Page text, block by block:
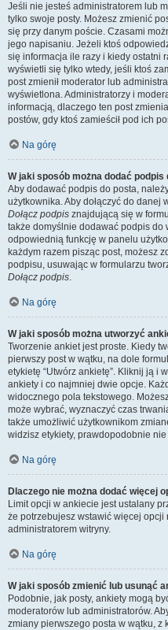
Jeśli nie jesteś administratorem lub
tylko swoje posty. Możesz zmienić
się przy danym poście. Czasami
jego napisaniu. Jeżeli ktoś
się informacja ile razy i kiedy ostatni
wyświetli się tylko wtedy, jeśli ktoś
post zmienił moderator lub
wyświetlona. Administratorzy i
informacją, dlaczego ten post
postów, gdy ktoś zamieścił pod ich
Na górę
W jaki sposób można dodać podpis
Aby dodawać podpis do posta,
użytkownika. Aby dołączyć do
Dołącz podpis znajdującą się w
także domyślnie dodawać podpis do
odpowiednią funkcję w panelu
każdym razem pisząc post, możesz
podpisu, usuwając w formularzu
Dołącz podpis.
Na górę
W jaki sposób można utworzyć
Tworzenie ankiet jest proste. Kiedy
pierwszy post w wątku, na dole
etykietę “Utwórz ankietę”. Kliknij ją i
ankiety i co najmniej dwie opcje.
widocznego pola tekstowego.
może wybrać, wyznaczyć czas
także umożliwić użytkownikom
widzisz etykiety, prawdopodobnie
Na górę
Dlaczego nie można dodać więcej
Limit opcji w ankiecie jest ustalany
że potrzebujesz wstawić więcej
administratorem witryny.
Na górę
W jaki sposób zmienić lub usunąć
Podobnie, jak posty, ankiety mogą
moderatorów lub administratorów.
zmiany pierwszego posta w wątku, z